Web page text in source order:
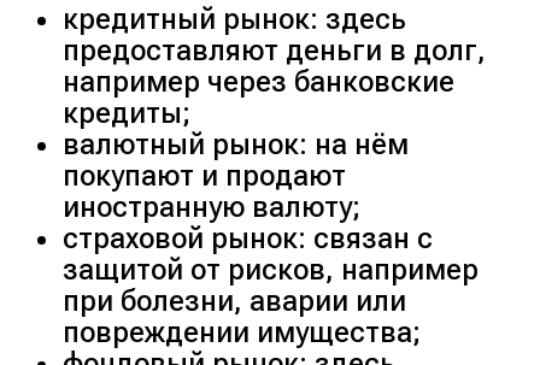
кредитный рынок: здесь
предоставляют деньги в долг,
например через банковские
кредиты;
валютный рынок: на нём
покупают и продают
иностранную валюту;
страховой рынок: связан с
защитой от рисков, например
при болезни, аварии или
повреждении имущества;